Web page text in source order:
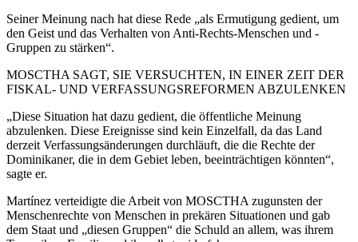
Seiner Meinung nach hat diese Rede „als Ermutigung gedient, um
den Geist und das Verhalten von Anti-Rechts-Menschen und -
Gruppen zu stärken“.
MOSCTHA SAGT, SIE VERSUCHTEN, IN EINER ZEIT DER
FISKAL- UND VERFASSUNGSREFORMEN ABZULENKEN
„Diese Situation hat dazu gedient, die öffentliche Meinung
abzulenken. Diese Ereignisse sind kein Einzelfall, da das Land
derzeit Verfassungsänderungen durchläuft, die die Rechte der
Dominikaner, die in dem Gebiet leben, beeinträchtigen könnten“,
sagte er.
Martínez verteidigte die Arbeit von MOSCTHA zugunsten der
Menschenrechte von Menschen in prekären Situationen und gab
dem Staat und „diesen Gruppen“ die Schuld an allem, was ihrem